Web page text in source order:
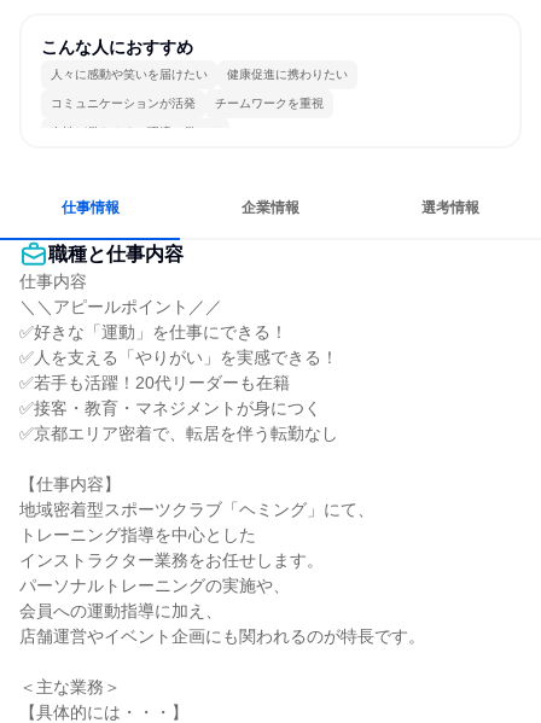
こんな人におすすめ
人々に感動や笑いを届けたい 健康促進に携わりたい
コミュニケーションが活発 チームワークを重視
女性が働きやすい環境で働ける
仕事情報 企業情報 選考情報
職種と仕事内容
仕事内容
＼＼アピールポイント／／
✅好きな「運動」を仕事にできる！
✅人を支える「やりがい」を実感できる！
✅若手も活躍！20代リーダーも在籍
✅接客・教育・マネジメントが身につく
✅京都エリア密着で、転居を伴う転勤なし
【仕事内容】
地域密着型スポーツクラブ「ヘミング」にて、
トレーニング指導を中心とした
インストラクター業務をお任せします。
パーソナルトレーニングの実施や、
会員への運動指導に加え、
店舗運営やイベント企画にも関われるのが特長です。
＜主な業務＞
【具体的には・・・】